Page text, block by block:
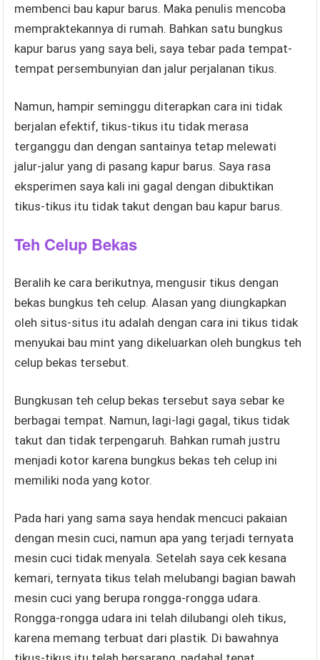
membenci bau kapur barus. Maka penulis mencoba
mempraktekannya di rumah. Bahkan satu bungkus
kapur barus yang saya beli, saya tebar pada tempat-
tempat persembunyian dan jalur perjalanan tikus.
Namun, hampir seminggu diterapkan cara ini tidak
berjalan efektif, tikus-tikus itu tidak merasa
terganggu dan dengan santainya tetap melewati
jalur-jalur yang di pasang kapur barus. Saya rasa
eksperimen saya kali ini gagal dengan dibuktikan
tikus-tikus itu tidak takut dengan bau kapur barus.
Teh Celup Bekas
Beralih ke cara berikutnya, mengusir tikus dengan
bekas bungkus teh celup. Alasan yang diungkapkan
oleh situs-situs itu adalah dengan cara ini tikus tidak
menyukai bau mint yang dikeluarkan oleh bungkus teh
celup bekas tersebut.
Bungkusan teh celup bekas tersebut saya sebar ke
berbagai tempat. Namun, lagi-lagi gagal, tikus tidak
takut dan tidak terpengaruh. Bahkan rumah justru
menjadi kotor karena bungkus bekas teh celup ini
memiliki noda yang kotor.
Pada hari yang sama saya hendak mencuci pakaian
dengan mesin cuci, namun apa yang terjadi ternyata
mesin cuci tidak menyala. Setelah saya cek kesana
kemari, ternyata tikus telah melubangi bagian bawah
mesin cuci yang berupa rongga-rongga udara.
Rongga-rongga udara ini telah dilubangi oleh tikus,
karena memang terbuat dari plastik. Di bawahnya